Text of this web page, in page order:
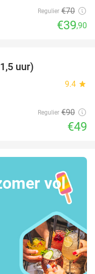
Regulier €70
€39,90
uur)
9.4 star
Regulier €90
€49
vol